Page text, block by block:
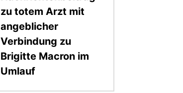
zu totem Arzt mit
angeblicher
Verbindung zu
Brigitte Macron im
Umlauf